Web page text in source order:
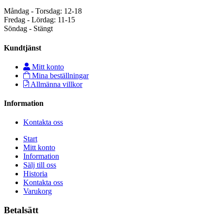
Måndag - Torsdag: 12-18
Fredag - Lördag: 11-15
Söndag - Stängt
Kundtjänst
Mitt konto
Mina beställningar
Allmänna villkor
Information
Kontakta oss
Start
Mitt konto
Information
Sälj till oss
Historia
Kontakta oss
Varukorg
Betalsätt